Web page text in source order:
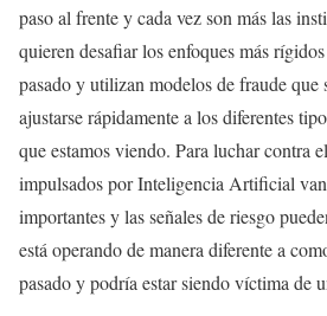
paso al frente y cada vez son más las
quieren desafiar los enfoques más
pasado y utilizan modelos de fraude que
ajustarse rápidamente a los diferentes
que estamos viendo. Para luchar contra
impulsados por Inteligencia Artificial
importantes y las señales de riesgo
está operando de manera diferente a
pasado y podría estar siendo víctima de